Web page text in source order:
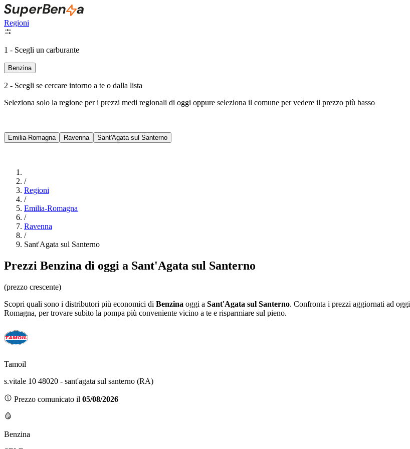
Regioni
1 - Scegli un carburante
Benzina
2 - Scegli se cercare intorno a te o dalla lista
Seleziona solo la regione per i prezzi medi regionali di oggi oppure seleziona il comune per vedere il prezzo più basso
Emilia-Romagna Ravenna Sant'Agata sul Santerno
/
Regioni
/
Emilia-Romagna
/
Ravenna
/
Sant'Agata sul Santerno
Prezzi Benzina di oggi a Sant'Agata sul Santerno
(prezzo crescente)
Scopri quali sono i distributori più economici di Benzina oggi a Sant'Agata sul Santerno. Confronta i prezzi aggiornati ad oggi
Romagna, per trovare subito la pompa più conveniente vicino a te e risparmiare sul pieno.
Tamoil
s.vitale 10 48020 - sant'agata sul santerno (RA)
Prezzo comunicato il 05/08/2026
Benzina